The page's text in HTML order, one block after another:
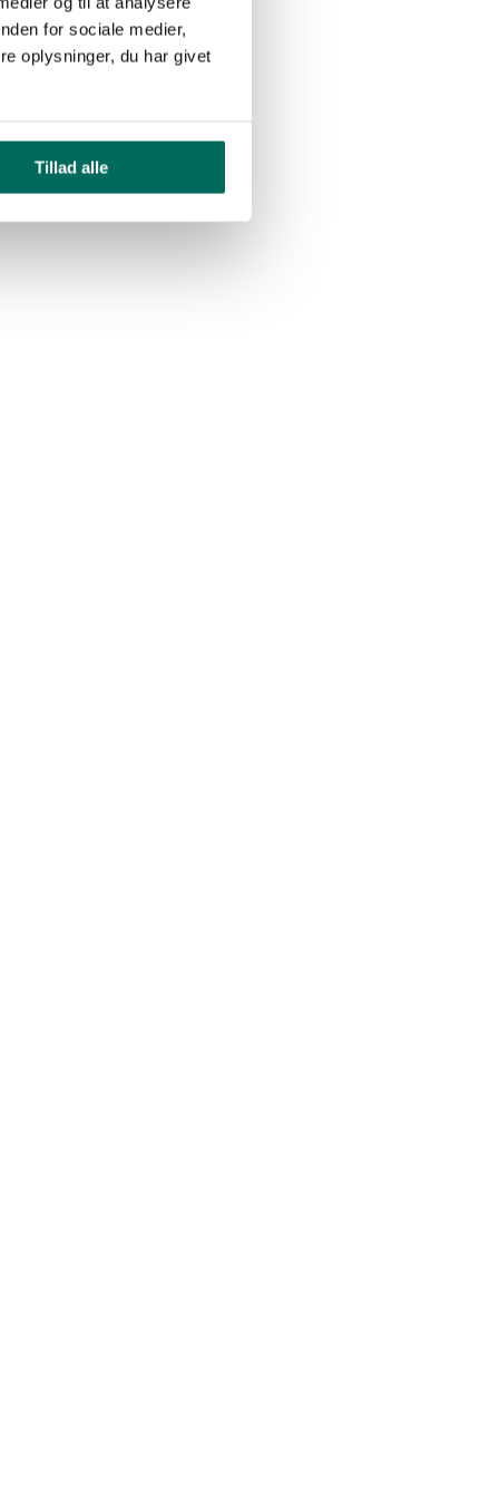
for sociale medier,
oplysninger, du har givet
Tillad alle